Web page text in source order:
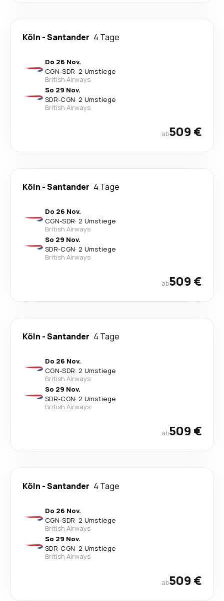
Köln -Santander 4 Tage
Do 26 Nov.
CGN-SDR· 2 Umstiege
British Airways
So 29 Nov.
SDR-CGN· 2 Umstiege
British Airways
ab509 €
Köln -Santander 4 Tage
Do 26 Nov.
CGN-SDR· 2 Umstiege
British Airways
So 29 Nov.
SDR-CGN· 2 Umstiege
British Airways
ab509 €
Köln -Santander 4 Tage
Do 26 Nov.
CGN-SDR· 2 Umstiege
British Airways
So 29 Nov.
SDR-CGN· 2 Umstiege
British Airways
ab509 €
Köln -Santander 4 Tage
Do 26 Nov.
CGN-SDR· 2 Umstiege
British Airways
So 29 Nov.
SDR-CGN· 2 Umstiege
British Airways
ab509 €